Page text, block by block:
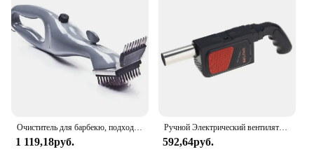
Очиститель для барбекю, подходит для гриля для барбекю, щетки для очистки пара на открытом воздухе, скребок для древесного угля, газовые аксессуары, кухонный инструмент для приготовления пищи
1 119,18руб.
Ручной Электрический вентилятор для барбекю, портативный вентилятор для отдыха на открытом воздухе, кемпинга, барбекю, пикника, принадлежности для приготовления пищи, хлебобулочные принадлежности, гриль
592,64руб.